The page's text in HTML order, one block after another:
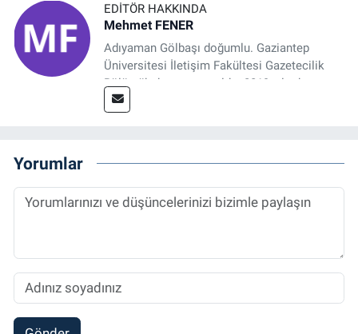
EDITÖR HAKKINDA
Mehmet FENER
Adıyaman Gölbaşı doğumlu. Gaziantep
Üniversitesi İletişim Fakültesi Gazetecilik
Bölümü’nden mezun oldu. 2019 yılında
başladığı gazetecilik mesleğinde, muhabir,
Sorumlu Haber Editörü' olarak devam
etmektedir.
Yorumlar